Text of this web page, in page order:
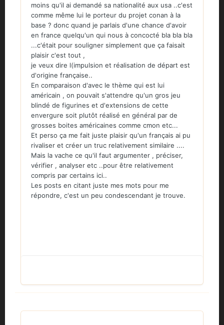
moins qu'il ai demandé sa nationalité aux usa ..c'est
comme même lui le porteur du projet conan à la
base ? donc quand je parlais d'une chance d'avoir
en france quelqu'un qui nous à concocté bla bla bla
...c'était pour souligner simplement que ça faisait
plaisir c'est tout ,
je veux dire l(impulsion et réalisation de départ est
d'origine française..
En comparaison d'avec le thème qui est lui
américain , on pouvait s'attendre qu'un gros jeu
blindé de figurines et d'extensions de cette
envergure soit plutôt réalisé en général par de
grosses boites américaines comme cmon etc...
Et perso ça me fait juste plaisir qu'un français ai pu
rivaliser et créer un truc relativement similaire ....
Mais la vache ce qu'il faut argumenter , préciser,
vérifier , analyser etc ..pour être relativement
compris par certains ici..
Les posts en citant juste mes mots pour me
répondre, c'est un peu condescendant je trouve.